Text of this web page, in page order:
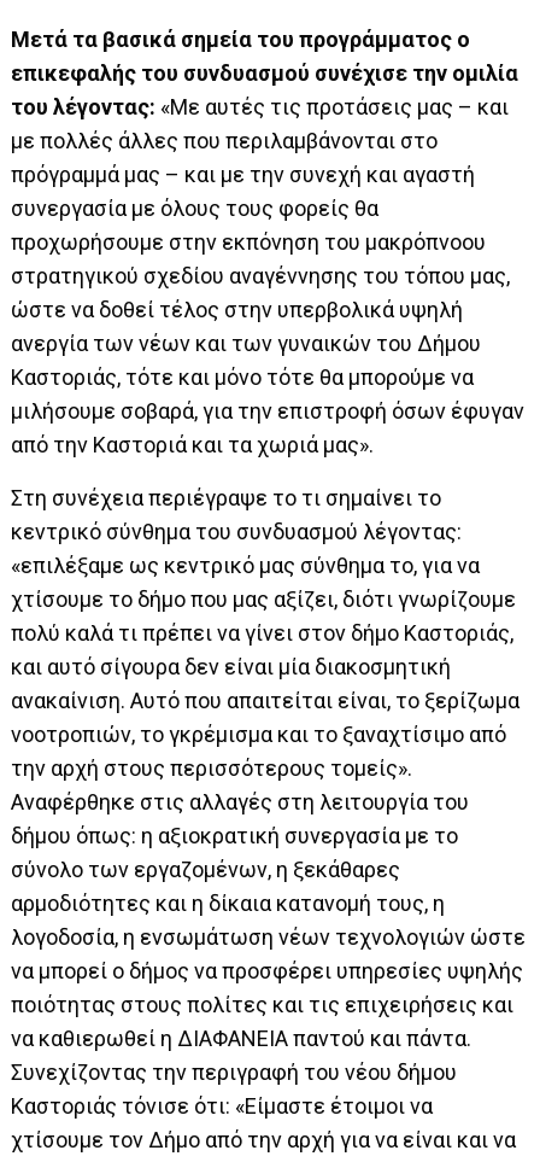
Μετά τα βασικά σημεία του προγράμματος ο
επικεφαλής του συνδυασμού συνέχισε την ομιλία
του λέγοντας: «Με αυτές τις προτάσεις μας – και
με πολλές άλλες που περιλαμβάνονται στο
πρόγραμμά μας – και με την συνεχή και αγαστή
συνεργασία με όλους τους φορείς θα
προχωρήσουμε στην εκπόνηση του μακρόπνοου
στρατηγικού σχεδίου αναγέννησης του τόπου μας,
ώστε να δοθεί τέλος στην υπερβολικά υψηλή
ανεργία των νέων και των γυναικών του Δήμου
Καστοριάς, τότε και μόνο τότε θα μπορούμε να
μιλήσουμε σοβαρά, για την επιστροφή όσων έφυγαν
από την Καστοριά και τα χωριά μας».
Στη συνέχεια περιέγραψε το τι σημαίνει το
κεντρικό σύνθημα του συνδυασμού λέγοντας:
«επιλέξαμε ως κεντρικό μας σύνθημα το, για να
χτίσουμε το δήμο που μας αξίζει, διότι γνωρίζουμε
πολύ καλά τι πρέπει να γίνει στον δήμο Καστοριάς,
και αυτό σίγουρα δεν είναι μία διακοσμητική
ανακαίνιση. Αυτό που απαιτείται είναι, το ξερίζωμα
νοοτροπιών, το γκρέμισμα και το ξαναχτίσιμο από
την αρχή στους περισσότερους τομείς».
Αναφέρθηκε στις αλλαγές στη λειτουργία του
δήμου όπως: η αξιοκρατική συνεργασία με το
σύνολο των εργαζομένων, η ξεκάθαρες
αρμοδιότητες και η δίκαια κατανομή τους, η
λογοδοσία, η ενσωμάτωση νέων τεχνολογιών ώστε
να μπορεί ο δήμος να προσφέρει υπηρεσίες υψηλής
ποιότητας στους πολίτες και τις επιχειρήσεις και
να καθιερωθεί η ΔΙΑΦΑΝΕΙΑ παντού και πάντα.
Συνεχίζοντας την περιγραφή του νέου δήμου
Καστοριάς τόνισε ότι: «Είμαστε έτοιμοι να
χτίσουμε τον Δήμο από την αρχή για να είναι και να